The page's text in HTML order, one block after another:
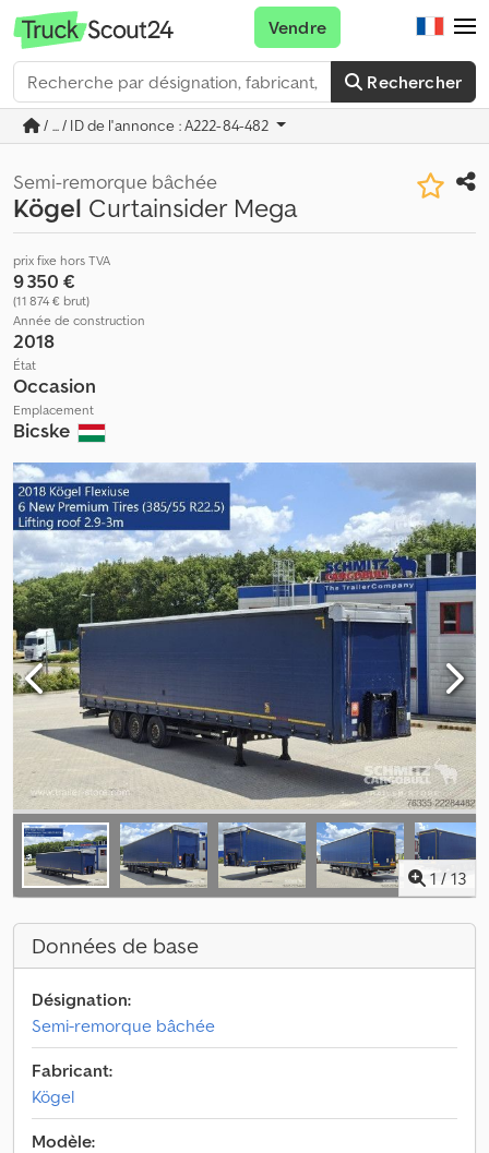
Rechercher
Vendre
/ ... / ID de l'annonce : A222-84-482
Semi-remorque bâchée
Kögel Curtainsider Mega
prix fixe hors TVA
9 350 €
(11 874 € brut)
Année de construction
2018
État
Occasion
Emplacement
Bicske
1 / 13
Données de base
Désignation:
Semi-remorque bâchée
Fabricant:
Kögel
Modèle: